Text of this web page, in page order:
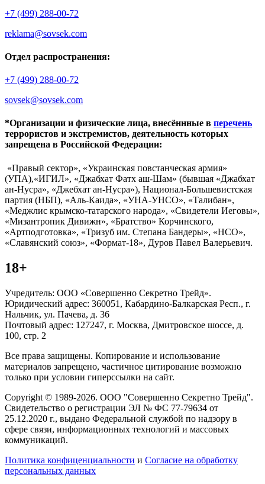
+7 (499) 288-00-72
reklama@sovsek.com
Отдел распространения:
+7 (499) 288-00-72
sovsek@sovsek.com
*Организации и физические лица, внесённные в перечень
террористов и экстремистов, деятельность которых
запрещена в Российской Федерации:
«Правый сектор», «Украинская повстанческая армия»
(УПА),«ИГИЛ», «Джабхат Фатх аш-Шам» (бывшая «Джабхат
ан-Нусра», «Джебхат ан-Нусра»), Национал-Большевистская
партия (НБП), «Аль-Каида», «УНА-УНСО», «Талибан»,
«Меджлис крымско-татарского народа», «Свидетели Иеговы»,
«Мизантропик Дивижн», «Братство» Корчинского,
«Артподготовка», «Тризуб им. Степана Бандеры», «НСО»,
«Славянский союз», «Формат-18», Дуров Павел Валерьевич.
18+
Учредитель: ООО «Совершенно Секретно Трейд».
Юридический адрес: 360051, Кабардино-Балкарская Респ., г.
Нальчик, ул. Пачева, д. 36
Почтовый адрес: 127247, г. Москва, Дмитровское шоссе, д.
100, стр. 2
Все права защищены. Копирование и использование
материалов запрещено, частичное цитирование возможно
только при условии гиперссылки на сайт.
Copyright © 1989-2026. ООО "Совершенно Секретно Трейд".
Свидетельство о регистрации ЭЛ № ФС 77-79634 от
25.12.2020 г., выдано Федеральной службой по надзору в
сфере связи, информационных технологий и массовых
коммуникаций.
Политика конфиценциальности и Согласие на обработку
персональных данных